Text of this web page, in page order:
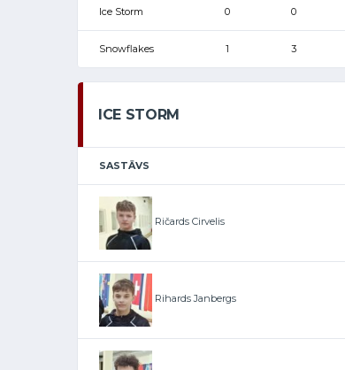
Ice Storm 0 0
Snowflakes 1 3
ICE STORM
SASTĀVS
Ričards Cirvelis
Rihards Janbergs